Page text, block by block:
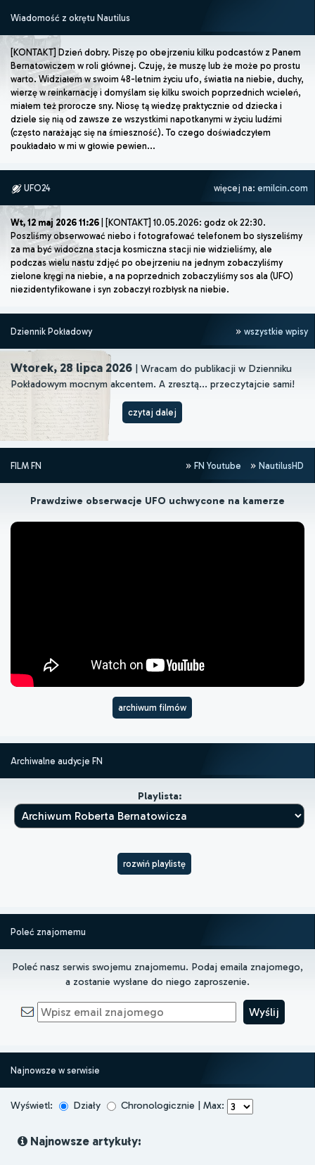
Wiadomość z okrętu Nautilus
[KONTAKT] Dzień dobry. Piszę po obejrzeniu kilku podcastów z Panem
Bernatowiczem w roli głównej. Czuję, że muszę lub że może po prostu
warto. Widziałem w swoim 48-letnim życiu ufo, światła na niebie, duchy,
wierzę w reinkarnację i domyślam się kilku swoich poprzednich wcieleń,
miałem też prorocze sny. Niosę tą wiedzę praktycznie od dziecka i
dziele się nią od zawsze ze wszystkimi napotkanymi w życiu ludźmi
(często narażając się na śmieszność). To czego doświadczyłem
poukładało w mi w głowie pewien...
UFO24 więcej na: emilcin.com
Wt, 12 maj 2026 11:26 | [KONTAKT] 10.05.2026: godz ok 22:30.
Poszliśmy obserwować niebo i fotografować telefonem bo słyszeliśmy
za ma być widoczna stacja kosmiczna stacji nie widzieliśmy, ale
podczas wielu nastu zdjęć po obejrzeniu na jednym zobaczyliśmy
zielone kręgi na niebie, a na poprzednich zobaczyliśmy sos ala (UFO)
niezidentyfikowane i syn zobaczył rozbłysk na niebie.
Dziennik Pokładowy wszystkie wpisy
Wtorek, 28 lipca 2026 | Wracam do publikacji w Dzienniku
Pokładowym mocnym akcentem. A zresztą... przeczytajcie sami!
czytaj dalej
FILM FN FN Youtube NautilusHD
Prawdziwe obserwacje UFO uchwycone na kamerze
archiwum filmów
Archiwalne audycje FN
Playlista:
rozwiń playlistę
Poleć znajomemu
Poleć nasz serwis swojemu znajomemu. Podaj emaila znajomego,
a zostanie wysłane do niego zaproszenie.
Najnowsze w serwisie
Wyświetl: Działy Chronologicznie | Max:
Najnowsze artykuły: